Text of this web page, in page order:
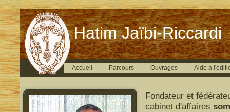
Hatim Jaïbi-Riccardi
Accueil Parcours Ouvrages Aide à
Fondateur et
cabinet d'affaires